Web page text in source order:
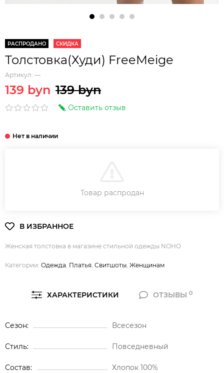
РАСПРОДАНО СКИДКА
Толстовка(Худи) FreeMeige
Артикул: —
139 byn 139 byn
Оставить отзыв
Товар распродан
Женская толстовка в магазине стильной одежды NOHO
Категории: Одежда, Платья, Свитшоты, Женщинам
ХАРАКТЕРИСТИКИ ОТЗЫВЫ0
Сезон Всесезон
Стиль Повседневный
Состав Хлопок 100%